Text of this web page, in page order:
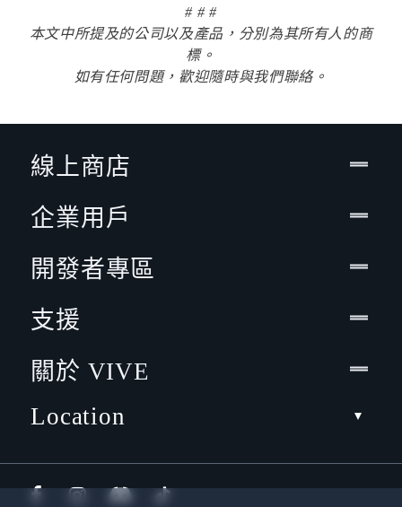
# # #
本文中所提及的公司以及產品，分別為其所有人的商
標。
如有任何問題，歡迎隨時與我們聯絡。
線上商店
企業用戶
開發者專區
支援
關於 VIVE
Location